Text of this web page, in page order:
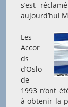
s’est
aujourd’hui
Les
Accor
ds
d’Oslo
de
1993 n’ont
à obtenir la